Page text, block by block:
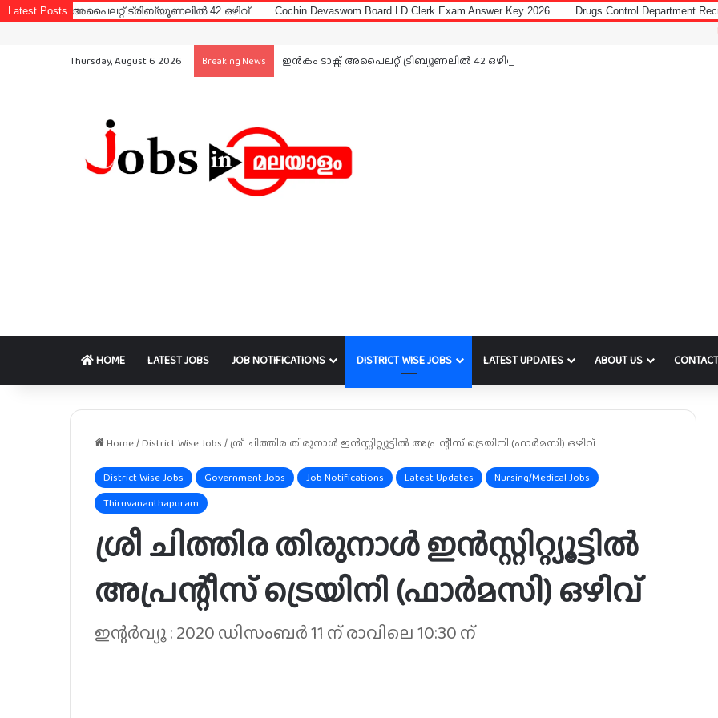
Latest Postsട്രിബ്യൂണലിൽ 42 ഒഴിവ് Cochin Devaswom Board LD Clerk Exam Answer Key 2026 Drugs Control Department Recruitment 2026
Notice:
Thursday, August 6 2026
Breaking News ഇൻകം ടാക്സ് അപൈലറ്റ് ട്രിബ്യൂണലിൽ 42 ഒഴിവ്
HOME LATEST JOBS JOB NOTIFICATIONS DISTRICT WISE JOBS LATEST UPDATES ABOUT US
Home/ District Wise Jobs / ശ്രീ ചിത്തിര തിരുനാൾ ഇൻസ്റ്റിറ്റ്യൂട്ടിൽ അപ്രന്റീസ് ട്രെയിനി (ഫാർമസി) ഒഴിവ്
District Wise Jobs Government Jobs Job Notifications Latest Updates
Nursing/Medical Jobs
Thiruvananthapuram
ശ്രീ ചിത്തിര തിരുനാൾ ഇൻസ്റ്റിറ്റ്യൂട്ടിൽ
അപ്രന്റീസ് ട്രെയിനി (ഫാർമസി) ഒഴിവ്
ഇന്റർവ്യൂ : 2020 ഡിസംബർ 11 ന് രാവിലെ 10:30 ന്